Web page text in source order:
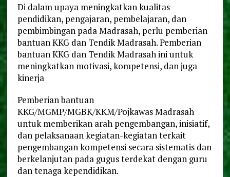
Di dalam upaya meningkatkan kualitas
pendidikan, pengajaran, pembelajaran, dan
pembimbingan pada Madrasah, perlu pemberian
bantuan KKG dan Tendik Madrasah. Pemberian
bantuan KKG dan Tendik Madrasah ini untuk
meningkatkan motivasi, kompetensi, dan juga
kinerja
Pemberian bantuan
KKG/MGMP/MGBK/KKM/Pojkawas Madrasah
untuk memberikan arah pengembangan, inisiatif,
dan pelaksanaan kegiatan-kegiatan terkait
pengembangan kompetensi secara sistematis dan
berkelanjutan pada gugus terdekat dengan guru
dan tenaga kependidikan.